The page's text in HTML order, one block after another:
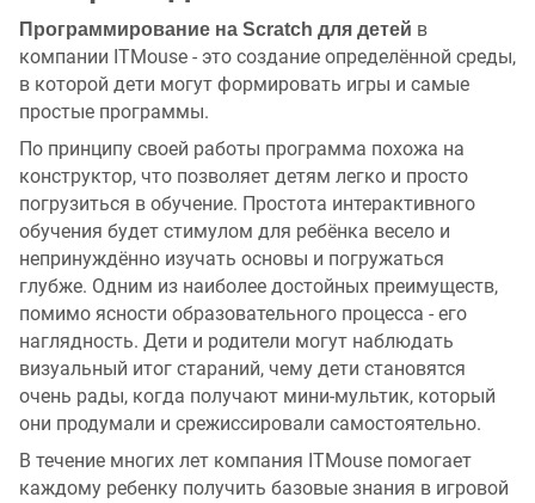
Программирование на Scratch для детей в
компании ITMouse - это создание определённой среды,
в которой дети могут формировать игры и самые
простые программы.
По принципу своей работы программа похожа на
конструктор, что позволяет детям легко и просто
погрузиться в обучение. Простота интерактивного
обучения будет стимулом для ребёнка весело и
непринуждённо изучать основы и погружаться
глубже. Одним из наиболее достойных преимуществ,
помимо ясности образовательного процесса - его
наглядность. Дети и родители могут наблюдать
визуальный итог стараний, чему дети становятся
очень рады, когда получают мини-мультик, который
они продумали и срежиссировали самостоятельно.
В течение многих лет компания ITMouse помогает
каждому ребенку получить базовые знания в игровой